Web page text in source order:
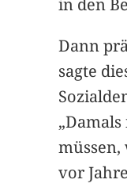
in den
Dann
sagte
vor